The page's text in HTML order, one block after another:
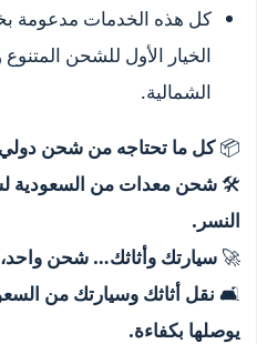
الخيار الأول للشحن
الشمالية.
📦كل ما تحتاجه من شحن
🛠️ شحن معدات من السعودية
النسر.
🚀 سيارتك وأثاثك… شحن
🛋️ نقل أثاثك وسيارتك من
يوصلها بكفاءة.